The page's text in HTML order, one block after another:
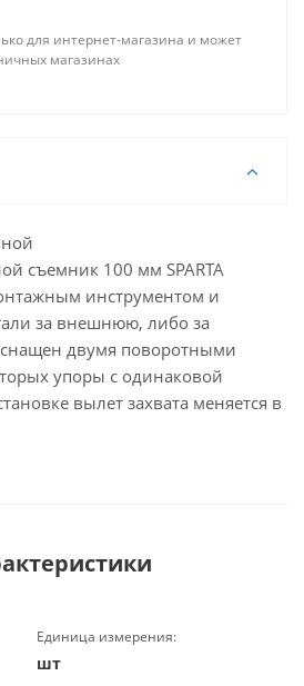
для интернет-магазина и может
магазинах
съемник 100 мм SPARTA
инструментом и
за внешнюю, либо за
двумя поворотными
упоры с одинаковой
вылет захвата меняется в
Единица измерения:
шт